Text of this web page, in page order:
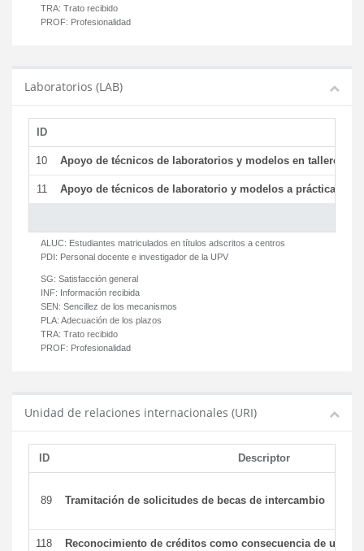
TRA: Trato recibido
PROF: Profesionalidad
Laboratorios (LAB)
ID
10 Apoyo de técnicos de laboratorios y modelos en talleres/
11 Apoyo de técnicos de laboratorio y modelos a prácticas y
ALUC: Estudiantes matriculados en títulos adscritos a centros
PDI: Personal docente e investigador de la UPV
SG: Satisfacción general
INF: Información recibida
SEN: Sencillez de los mecanismos
PLA: Adecuación de los plazos
TRA: Trato recibido
PROF: Profesionalidad
Unidad de relaciones internacionales (URI)
ID Descriptor
89 Tramitación de solicitudes de becas de intercambio
118 Reconocimiento de créditos como consecuencia de un